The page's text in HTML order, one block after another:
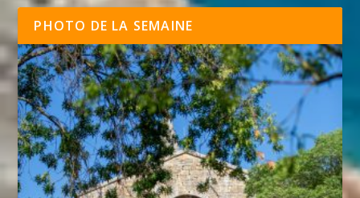
PHOTO DE LA SEMAINE